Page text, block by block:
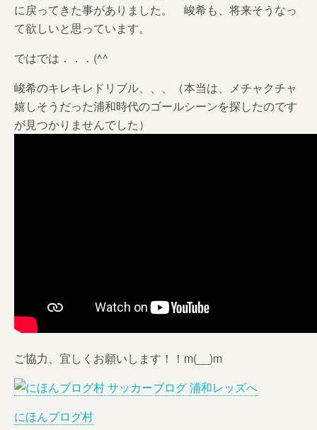
に戻ってきた事がありました。 峻希も、将来そうなっ
て欲しいと思っています。
ではでは．．．(^^ゞ
峻希のキレキレドリブル、、、（本当は、メチャクチャ
嬉しそうだった浦和時代のゴールシーンを探したのです
が見つかりませんでした）
ご協力、宜しくお願いします！！m(__)m
にほんブログ村